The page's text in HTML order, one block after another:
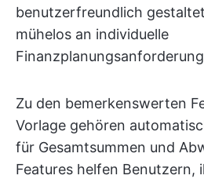
benutzerfreundlich
mühelos an individuelle
Zu den bemerkenswerten
Vorlage gehören
für Gesamtsummen und
Features helfen Benutzern,